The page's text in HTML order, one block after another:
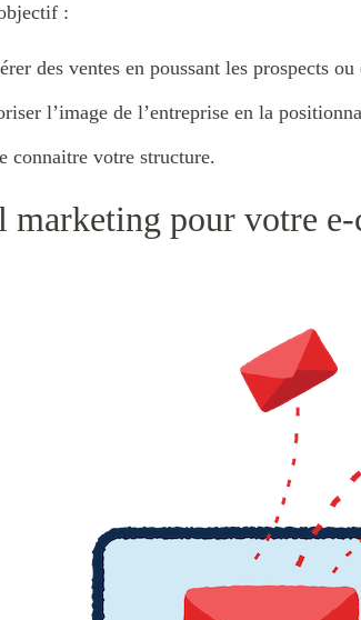
:
des ventes en poussant les prospects
l’image de l’entreprise en la
connaitre votre structure.
marketing pour votre